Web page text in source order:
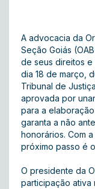
A advocacia da
Seção Goiás
de seus direitos e
dia 18 de março,
Tribunal de
aprovada por
para a
garanta a não
honorários. Com
próximo passo é
O presidente da
participação ativa